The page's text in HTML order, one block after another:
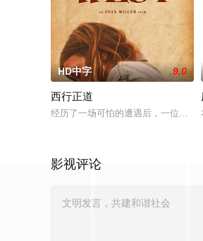
HD中字 9.0
西行正道
经历了一场可怕的遭遇后，一位小镇
影视评论